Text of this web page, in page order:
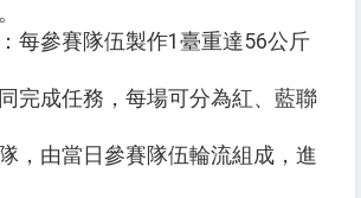
每參賽隊伍製作1臺重達56公斤
完成任務，每場可分為紅、藍聯
，由當日參賽隊伍輪流組成，進